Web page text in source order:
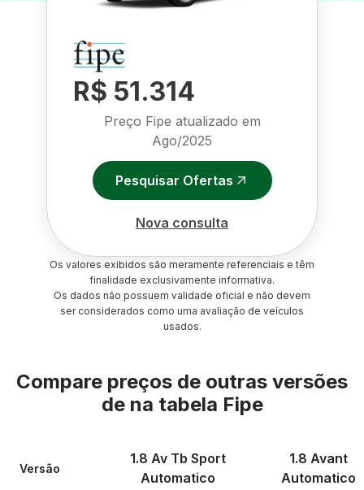
R$ 51.314
Preço Fipe atualizado em
Ago/2025
Pesquisar Ofertas
Nova consulta
Os valores exibidos são meramente referenciais e têm
finalidade exclusivamente informativa.
Os dados não possuem validade oficial e não devem
ser considerados como uma avaliação de veículos
usados.
Compare preços de outras versões
de na tabela Fipe
Versão
1.8 Av Tb Sport
Automatico
1.8 Avant
Automatico